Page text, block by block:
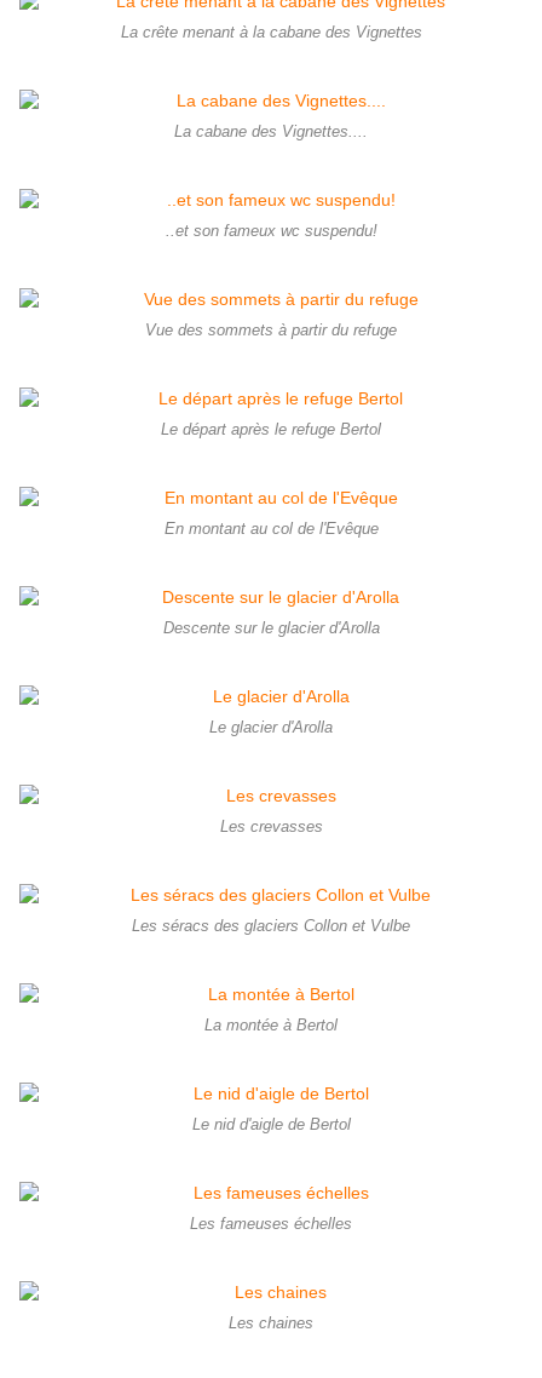
La crête menant à la cabane des Vignettes
La cabane des Vignettes....
..et son fameux wc suspendu!
Vue des sommets à partir du refuge
Le départ après le refuge Bertol
En montant au col de l'Evêque
Descente sur le glacier d'Arolla
Le glacier d'Arolla
Les crevasses
Les séracs des glaciers Collon et Vulbe
La montée à Bertol
Le nid d'aigle de Bertol
Les fameuses échelles
Les chaines